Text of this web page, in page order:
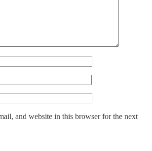
and website in this browser for the next